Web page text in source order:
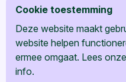
Co-Familie
Co-Ondernemer
Referenties
Partners
Over ons
Cookie toestemming
Deze website maakt
website helpen
ermee omgaat. Lees onze
info.